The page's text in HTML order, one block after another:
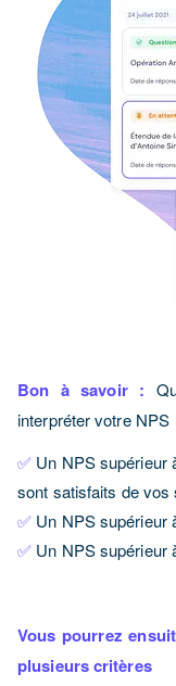
Bon à savoir :
interpréter votre NPS
✅ Un NPS supérieur
sont satisfaits de vos
✅ Un NPS supérieur
✅ Un NPS supérieur
Vous pourrez
plusieurs critères